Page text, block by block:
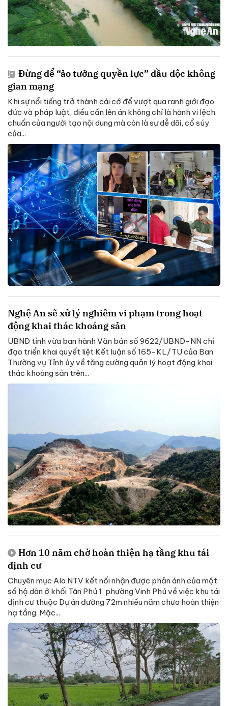
Đừng để “ảo tưởng quyền lực” đầu độc không
gian mạng
Khi sự nổi tiếng trở thành cái cớ để vượt qua ranh giới đạo
đức và pháp luật, điều cần lên án không chỉ là hành vi lệch
chuẩn của người tạo nội dung mà còn là sự dễ dãi, cổ súy
của...
Nghệ An sẽ xử lý nghiêm vi phạm trong hoạt
động khai thác khoáng sản
UBND tỉnh vừa ban hành Văn bản số 9622/UBND-NN chỉ
đạo triển khai quyết liệt Kết luận số 165-KL/TU của Ban
Thường vụ Tỉnh ủy về tăng cường quản lý hoạt động khai
thác khoáng sản trên...
Hơn 10 năm chờ hoàn thiện hạ tầng khu tái
định cư
Chuyên mục Alo NTV kết nối nhận được phản ánh của một
số hộ dân ở khối Tân Phú 1, phường Vinh Phú về việc khu tái
định cư thuộc Dự án đường 72m nhiều năm chưa hoàn thiện
hạ tầng. Mặc...